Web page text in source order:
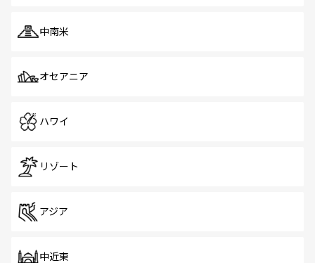
中南米
オセアニア
ハワイ
リゾート
アジア
中近東